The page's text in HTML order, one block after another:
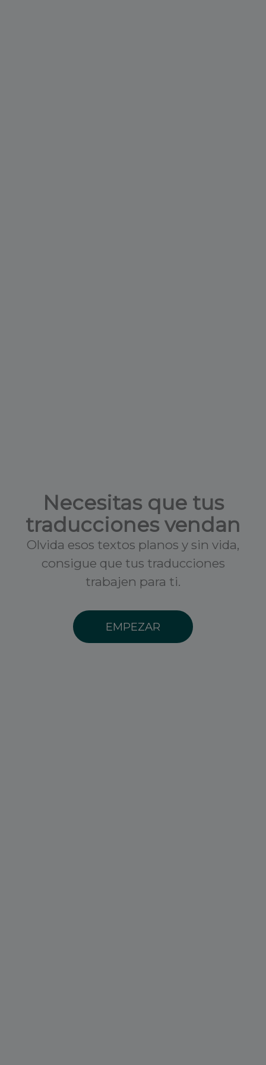
Necesitas que tus
traducciones vendan
Olvida esos textos planos y sin vida,
consigue que tus traducciones
trabajen para ti.
EMPEZAR